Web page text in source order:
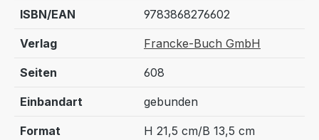
ISBN/EAN 9783868276602
Verlag Francke-Buch GmbH
Seiten 608
Einbandart gebunden
Format H 21,5 cm/B 13,5 cm